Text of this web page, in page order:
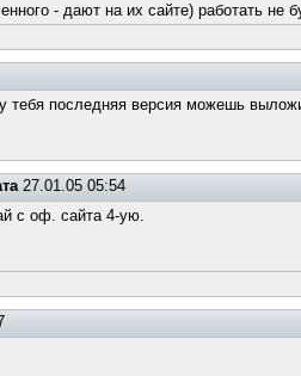
- дают на их сайте) работать не
тебя последняя версия можешь
27.01.05 05:54
с оф. сайта 4-ую.